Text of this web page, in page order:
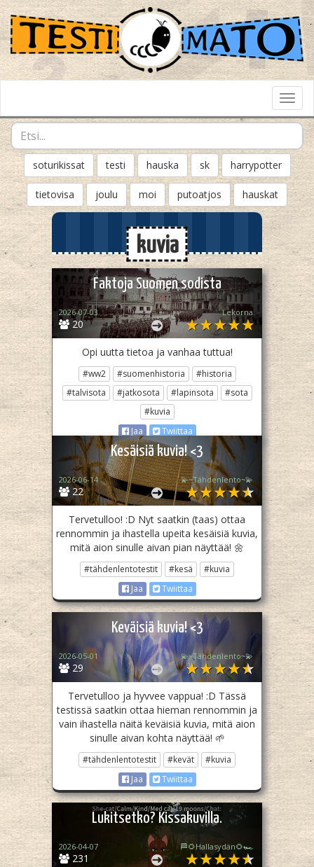
soturikissat testi hauska sk harrypotter
tietovisa joulu moi putoatjos hauskat
kuvia
Faktoja Suomen sodista
20
2026-07-03 Lekorna
Opi uutta tietoa ja vanhaa tuttua!
#ww2 #suomenhistoria
#historia
#talvisota
#jatkosota #lapinsota
#sota
#kuvia
Jaa
Twiittaa
Kesäisiä kuvia! <3
22
2026-06-14 💫~Tähdenlento~💫
Tervetulloo! :D Nyt saatkin (taas) ottaa
rennommin ja ihastella upeita kesäisiä kuvia,
mitä aion sinulle aivan pian näyttää! 🌼
#tähdenlentotestit #kesä
#kuvia
Jaa
Twiittaa
Keväisiä kuvia! <3
29
2026-05-01 💫~Tähdenlento~💫
Tervetulloo ja hyvvee vappua! :D Tässä
testissä saatkin ottaa hieman rennommin ja
vain ihastella näitä keväisiä kuvia, mitä aion
sinulle aivan kohta näyttää! 🌱
#tähdenlentotestit #kevät
#kuvia
Jaa
Twiittaa
Lukitsetko? Kissakuvilla.
231
2026-04-07 🏁🌻Hallasydän🌻🏎️